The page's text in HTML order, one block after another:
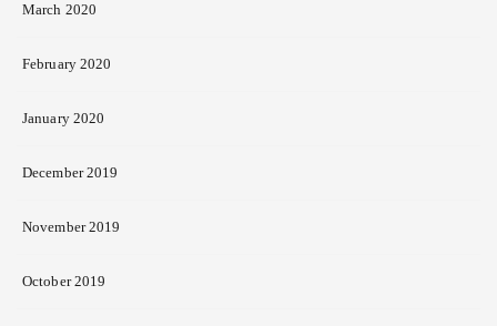
March 2020
February 2020
January 2020
December 2019
November 2019
October 2019